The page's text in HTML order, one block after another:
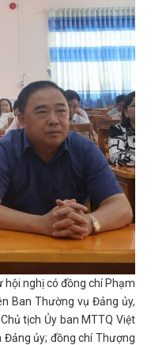
nghị có đồng chí Phạm
Ban Thường vụ Đảng ủy,
tịch Ủy ban MTTQ Việt
Đảng ủy; đồng chí Thượng